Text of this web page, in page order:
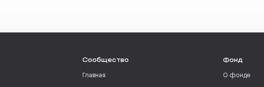
Сообщество
Главная
Фонд
О фонде